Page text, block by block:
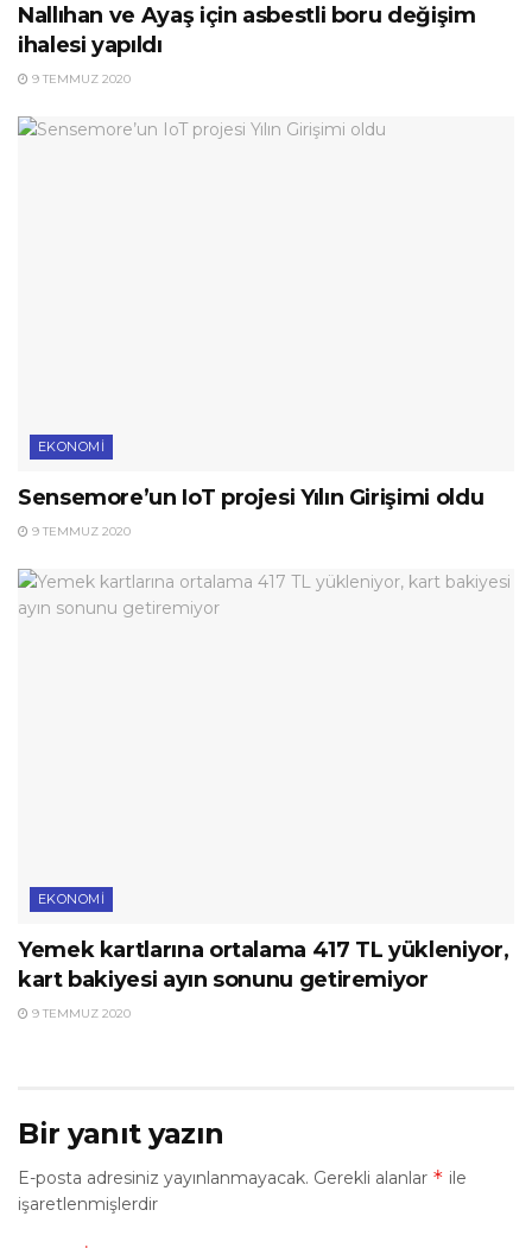
Nallıhan ve Ayaş için asbestli boru değişim
ihalesi yapıldı
9 TEMMUZ 2020
EKONOMI
Sensemore’un IoT projesi Yılın Girişimi oldu
9 TEMMUZ 2020
EKONOMI
Yemek kartlarına ortalama 417 TL yükleniyor,
kart bakiyesi ayın sonunu getiremiyor
9 TEMMUZ 2020
Bir yanıt yazın
E-posta adresiniz yayınlanmayacak. Gerekli alanlar * ile
işaretlenmişlerdir